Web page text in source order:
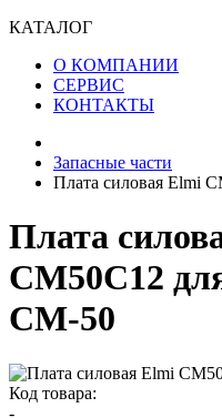
КАТАЛОГ
О КОМПАНИИ
СЕРВИС
КОНТАКТЫ
Запасные части
Плата силовая Elmi
Плата
CM50C12
СМ-50
Код товара:
-